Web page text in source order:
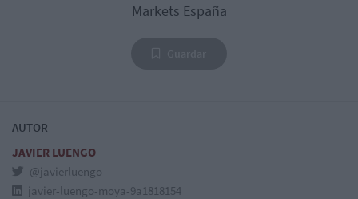
Markets España
AUTOR
JAVIER LUENGO
@javierluengo_
javier-luengo-moya-9a1818154